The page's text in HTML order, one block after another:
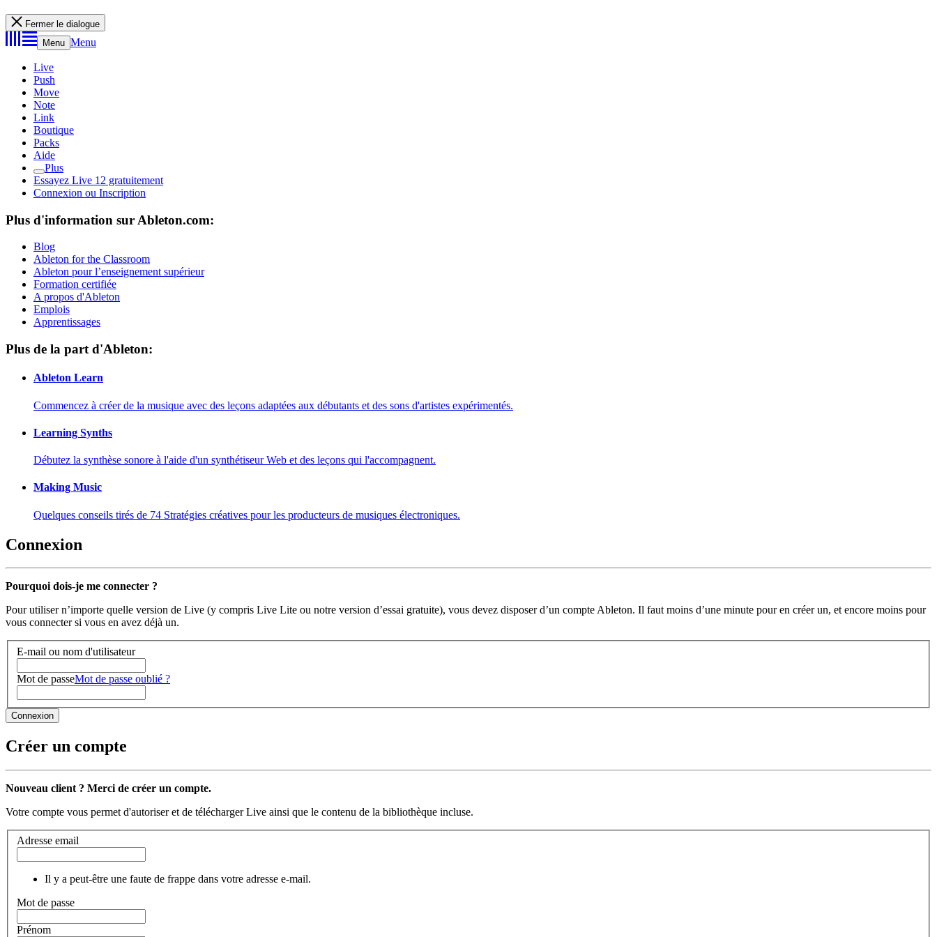
Fermer le dialogue
Menu Menu
Live
Push
Move
Note
Link
Boutique
Packs
Aide
Plus
Essayez Live 12 gratuitement
Connexion ou Inscription
Plus d'information sur Ableton.com:
Blog
Ableton for the Classroom
Ableton pour l’enseignement supérieur
Formation certifiée
A propos d'Ableton
Emplois
Apprentissages
Plus de la part d'Ableton:
Ableton Learn
Commencez à créer de la musique avec des leçons adaptées aux débutants et des sons d'artistes expérimentés.
Learning Synths
Débutez la synthèse sonore à l'aide d'un synthétiseur Web et des leçons qui l'accompagnent.
Making Music
Quelques conseils tirés de 74 Stratégies créatives pour les producteurs de musiques électroniques.
Connexion
Pourquoi dois-je me connecter ?
Pour utiliser n’importe quelle version de Live (y compris Live Lite ou notre version d’essai gratuite), vous devez disposer d’un compte Ableton. Il faut moins d’une minute pour en créer un, et encore moins pour
vous connecter si vous en avez déjà un.
E-mail ou nom d'utilisateur
Mot de passeMot de passe oublié ?
Créer un compte
Nouveau client ? Merci de créer un compte.
Votre compte vous permet d'autoriser et de télécharger Live ainsi que le contenu de la bibliothèque incluse.
Adresse email
Il y a peut-être une faute de frappe dans votre adresse e-mail.
Mot de passe
Prénom